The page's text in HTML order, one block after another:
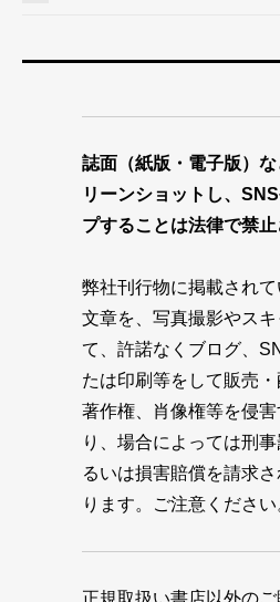
誌面（紙版・電子版）
リーンショットし、
プすることは法律で禁止
弊社刊行物に掲載され
文章を、写真撮影やス
て、許諾なくブログ、
たは印刷等をして販売
著作権、肖像権等を侵
り、場合によっては刑
るいは損害賠償を請求
ります。ご注意ください